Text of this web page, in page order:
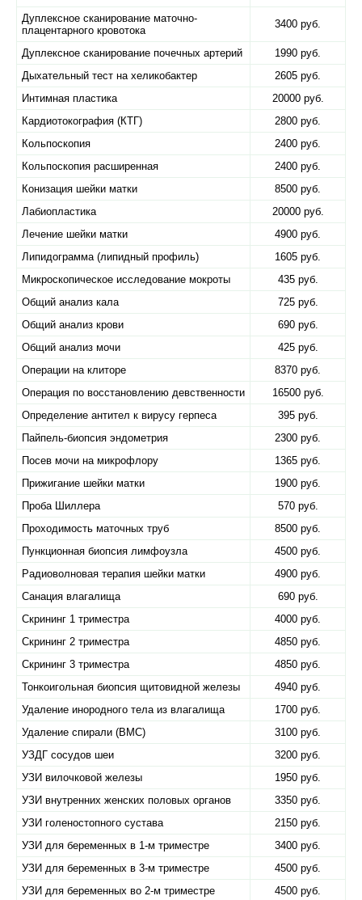
Дуплексное сканирование маточно-
плацентарного кровотока
3400 руб.
Дуплексное сканирование почечных артерий
1990 руб.
Дыхательный тест на хеликобактер
2605 руб.
Интимная пластика
20000 руб.
Кардиотокография (КТГ)
2800 руб.
Кольпоскопия
2400 руб.
Кольпоскопия расширенная
2400 руб.
Конизация шейки матки
8500 руб.
Лабиопластика
20000 руб.
Лечение шейки матки
4900 руб.
Липидограмма (липидный профиль)
1605 руб.
Микроскопическое исследование мокроты
435 руб.
Общий анализ кала
725 руб.
Общий анализ крови
690 руб.
Общий анализ мочи
425 руб.
Операции на клиторе
8370 руб.
Операция по восстановлению девственности
16500 руб.
Определение антител к вирусу герпеса
395 руб.
Пайпель-биопсия эндометрия
2300 руб.
Посев мочи на микрофлору
1365 руб.
Прижигание шейки матки
1900 руб.
Проба Шиллера
570 руб.
Проходимость маточных труб
8500 руб.
Пункционная биопсия лимфоузла
4500 руб.
Радиоволновая терапия шейки матки
4900 руб.
Санация влагалища
690 руб.
Скрининг 1 триместра
4000 руб.
Скрининг 2 триместра
4850 руб.
Скрининг 3 триместра
4850 руб.
Тонкоигольная биопсия щитовидной железы
4940 руб.
Удаление инородного тела из влагалища
1700 руб.
Удаление спирали (ВМС)
3100 руб.
УЗДГ сосудов шеи
3200 руб.
УЗИ вилочковой железы
1950 руб.
УЗИ внутренних женских половых органов
3350 руб.
УЗИ голеностопного сустава
2150 руб.
УЗИ для беременных в 1-м триместре
3400 руб.
УЗИ для беременных в 3-м триместре
4500 руб.
УЗИ для беременных во 2-м триместре
4500 руб.